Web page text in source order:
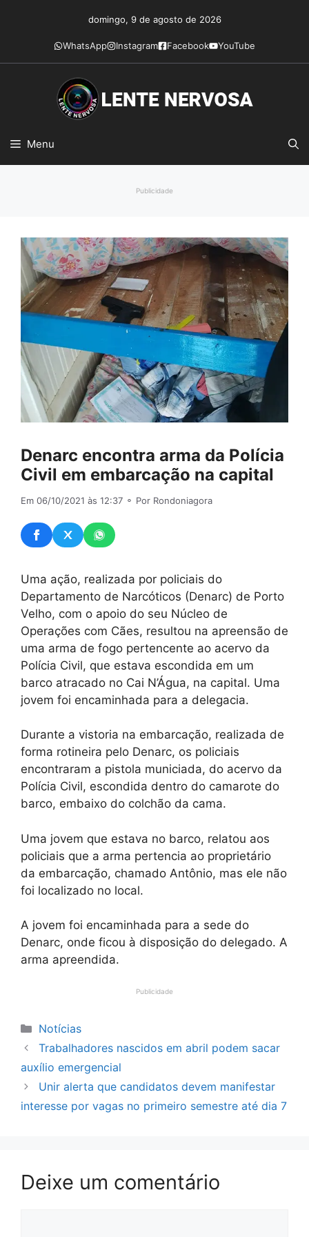
conteúdo
domingo, 9 de agosto de 2026
WhatsApp Instagram Facebook YouTube
Menu
Publicidade
Denarc encontra arma da Polícia
Civil em embarcação na capital
Em 06/10/2021 às 12:37 ⚬ Por Rondoniagora
Uma ação, realizada por policiais do
Departamento de Narcóticos (Denarc) de Porto
Velho, com o apoio do seu Núcleo de
Operações com Cães, resultou na apreensão de
uma arma de fogo pertencente ao acervo da
Polícia Civil, que estava escondida em um
barco atracado no Cai N’Água, na capital. Uma
jovem foi encaminhada para a delegacia.
Durante a vistoria na embarcação, realizada de
forma rotineira pelo Denarc, os policiais
encontraram a pistola municiada, do acervo da
Polícia Civil, escondida dentro do camarote do
barco, embaixo do colchão da cama.
Uma jovem que estava no barco, relatou aos
policiais que a arma pertencia ao proprietário
da embarcação, chamado Antônio, mas ele não
foi localizado no local.
A jovem foi encaminhada para a sede do
Denarc, onde ficou à disposição do delegado. A
arma apreendida.
Publicidade
Categorias
Notícias
Trabalhadores nascidos em abril podem sacar
auxílio emergencial
Unir alerta que candidatos devem manifestar
interesse por vagas no primeiro semestre até dia 7
Deixe um comentário